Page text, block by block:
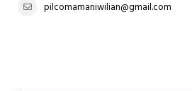
pilcomamaniwilian@gmail.com